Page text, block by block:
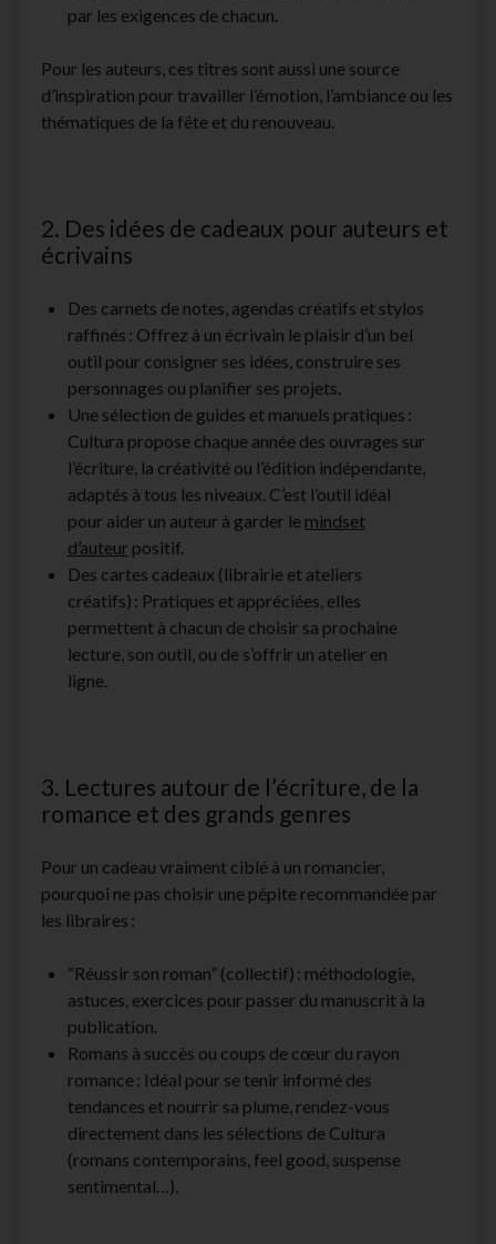
par les exigences de chacun.
Pour les auteurs, ces titres sont aussi une source
d’inspiration pour travailler l’émotion, l’ambiance ou les
thématiques de la fête et du renouveau.​
2. Des idées de cadeaux pour auteurs et
écrivains
Des carnets de notes, agendas créatifs et stylos
raffinés : Offrez à un écrivain le plaisir d’un bel
outil pour consigner ses idées, construire ses
personnages ou planifier ses projets.
Une sélection de guides et manuels pratiques :
Cultura propose chaque année des ouvrages sur
l’écriture, la créativité ou l’édition indépendante,
adaptés à tous les niveaux. C’est l’outil idéal
pour aider un auteur à garder le mindset
d’auteur positif.
Des cartes cadeaux (librairie et ateliers
créatifs) : Pratiques et appréciées, elles
permettent à chacun de choisir sa prochaine
lecture, son outil, ou de s’offrir un atelier en
ligne.
3. Lectures autour de l’écriture, de la
romance et des grands genres
Pour un cadeau vraiment ciblé à un romancier,
pourquoi ne pas choisir une pépite recommandée par
les libraires :
“Réussir son roman” (collectif) : méthodologie,
astuces, exercices pour passer du manuscrit à la
publication.
Romans à succès ou coups de cœur du rayon
romance : Idéal pour se tenir informé des
tendances et nourrir sa plume, rendez-vous
directement dans les sélections de Cultura
(romans contemporains, feel good, suspense
sentimental…).